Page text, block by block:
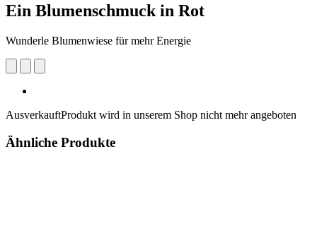
Ein Blumenschmuck in Rot
Wunderle Blumenwiese für mehr Energie
AusverkauftProdukt wird in unserem Shop nicht mehr angeboten
Ähnliche Produkte